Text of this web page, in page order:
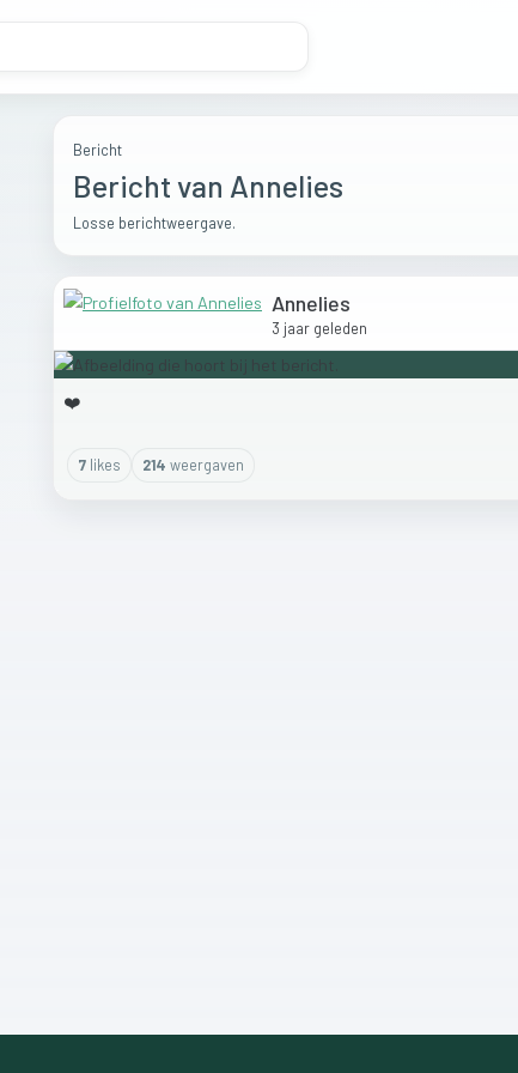
Bericht
Bericht van Annelies
Losse berichtweergave.
Annelies
3 jaar geleden
❤️
7likes 214 weergaven